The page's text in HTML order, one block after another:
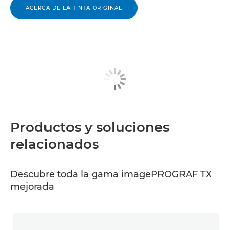
ACERCA DE LA TINTA ORIGINAL
Productos y soluciones
relacionados
Descubre toda la gama imagePROGRAF TX
mejorada